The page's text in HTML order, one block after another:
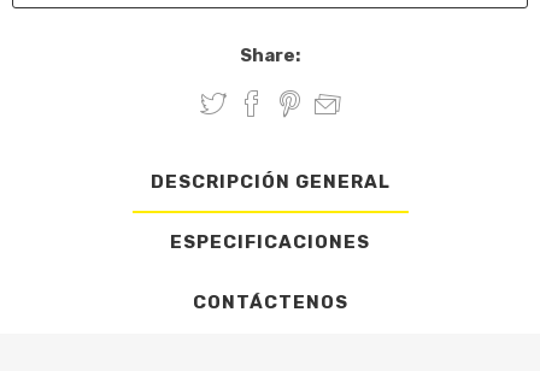
Share:
DESCRIPCIÓN GENERAL
ESPECIFICACIONES
CONTÁCTENOS